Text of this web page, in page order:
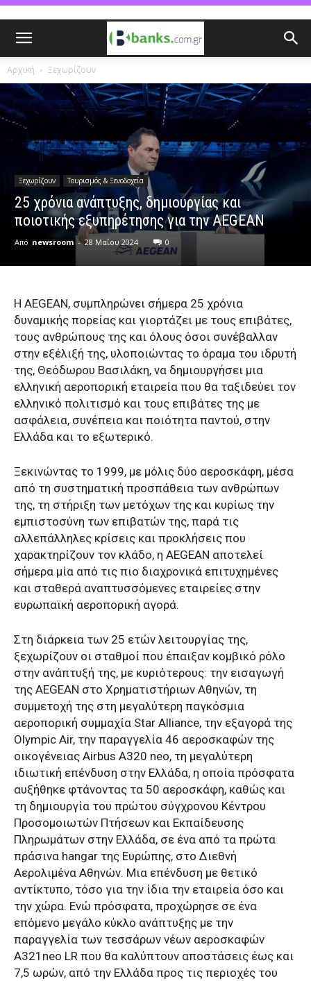
Αρχική Ξεχωρίζουν
Ξεχωρίζουν Τουρισμός & Ξενοδοχεία
25 χρόνια ανάπτυξης, δημιουργίας και
ποιοτικής εξυπηρέτησης για την AEGEAN
Από newsroom - 28 Μαΐου 2024 0
Η AEGEAN, συμπληρώνει σήμερα 25 χρόνια
δυναμικής πορείας και γιορτάζει με τους επιβάτες,
τους ανθρώπους της και όλους όσοι συνέβαλλαν
στην εξέλιξή της, υλοποιώντας το όραμα του ιδρυτή
της, Θεόδωρου Βασιλάκη, να δημιουργήσει μια
ελληνική αεροπορική εταιρεία που θα ταξιδεύει τον
ελληνικό πολιτισμό και τους επιβάτες της με
ασφάλεια, συνέπεια και ποιότητα παντού, στην
Ελλάδα και το εξωτερικό.
Ξεκινώντας το 1999, με μόλις δύο αεροσκάφη, μέσα
από τη συστηματική προσπάθεια των ανθρώπων
της, τη στήριξη των μετόχων της και κυρίως την
εμπιστοσύνη των επιβατών της, παρά τις
αλλεπάλληλες κρίσεις και προκλήσεις που
χαρακτηρίζουν τον κλάδο, η AEGEAN αποτελεί
σήμερα μία από τις πιο διαχρονικά επιτυχημένες
και σταθερά αναπτυσσόμενες εταιρείες στην
ευρωπαϊκή αεροπορική αγορά.
Στη διάρκεια των 25 ετών λειτουργίας της,
ξεχωρίζουν οι σταθμοί που έπαιξαν κομβικό ρόλο
στην ανάπτυξή της, με κυριότερους: την εισαγωγή
της AEGEAN στο Χρηματιστήριων Αθηνών, τη
συμμετοχή της στη μεγαλύτερη παγκόσμια
αεροπορική συμμαχία Star Alliance, την εξαγορά της
Olympic Air, την παραγγελία 46 αεροσκαφών της
οικογένειας Airbus Α320 neo, τη μεγαλύτερη
ιδιωτική επένδυση στην Ελλάδα, η οποία πρόσφατα
αυξήθηκε φτάνοντας τα 50 αεροσκάφη, καθώς και
τη δημιουργία του πρώτου σύγχρονου Κέντρου
Προσομοιωτών Πτήσεων και Εκπαίδευσης
Πληρωμάτων στην Ελλάδα, σε ένα από τα πρώτα
πράσινα hangar της Ευρώπης, στο Διεθνή
Αερολιμένα Αθηνών. Μια επένδυση με θετικό
αντίκτυπο, τόσο για την ίδια την εταιρεία όσο και
την χώρα. Ενώ πρόσφατα, προχώρησε σε ένα
επόμενο μεγάλο κύκλο ανάπτυξης με την
παραγγελία των τεσσάρων νέων αεροσκαφών
Α321neo LR που θα καλύπτουν αποστάσεις έως και
7,5 ωρών, από την Ελλάδα προς τις περιοχές του